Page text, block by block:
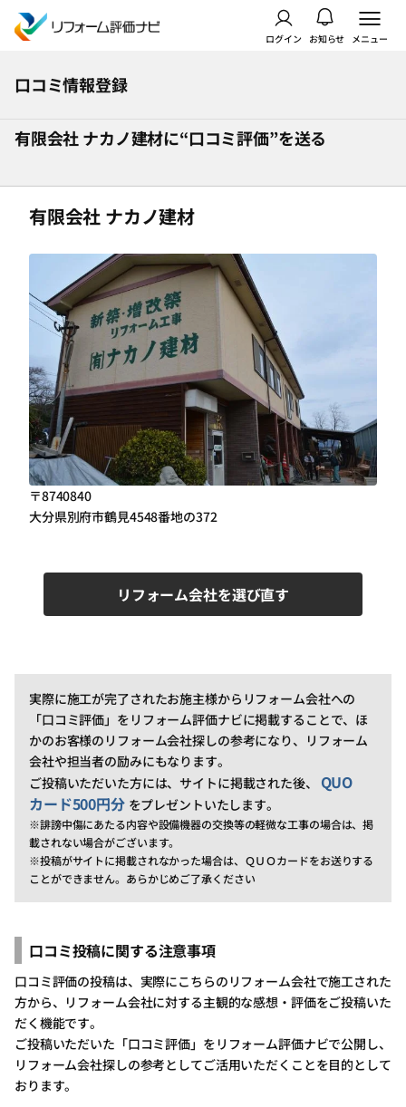
ログイン お知らせ メニュー
口コミ情報登録
有限会社 ナカノ建材に“口コミ評価”を送る
有限会社 ナカノ建材
〒8740840
大分県別府市鶴見4548番地の372
リフォーム会社を選び直す
実際に施工が完了されたお施主様からリフォーム会社への
「口コミ評価」をリフォーム評価ナビに掲載することで、ほ
かのお客様のリフォーム会社探しの参考になり、リフォーム
会社や担当者の励みにもなります。
ご投稿いただいた方には、サイトに掲載された後、 QUO
カード500円分 をプレゼントいたします。
※誹謗中傷にあたる内容や設備機器の交換等の軽微な工事の場合は、掲
載されない場合がございます。
※投稿がサイトに掲載されなかった場合は、ＱＵＯカードをお送りする
ことができません。あらかじめご了承ください
口コミ投稿に関する注意事項
口コミ評価の投稿は、実際にこちらのリフォーム会社で施工された
方から、リフォーム会社に対する主観的な感想・評価をご投稿いた
だく機能です。
ご投稿いただいた「口コミ評価」をリフォーム評価ナビで公開し、
リフォーム会社探しの参考としてご活用いただくことを目的として
おります。